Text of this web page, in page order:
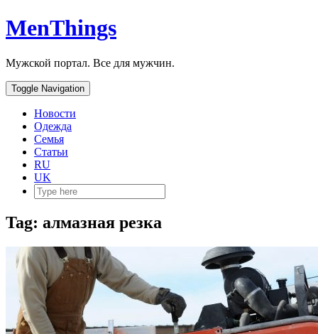
MenThings
Мужской портал. Все для мужчин.
Toggle Navigation
Новости
Одежда
Семья
Статьи
RU
UK
Tag: алмазная резка